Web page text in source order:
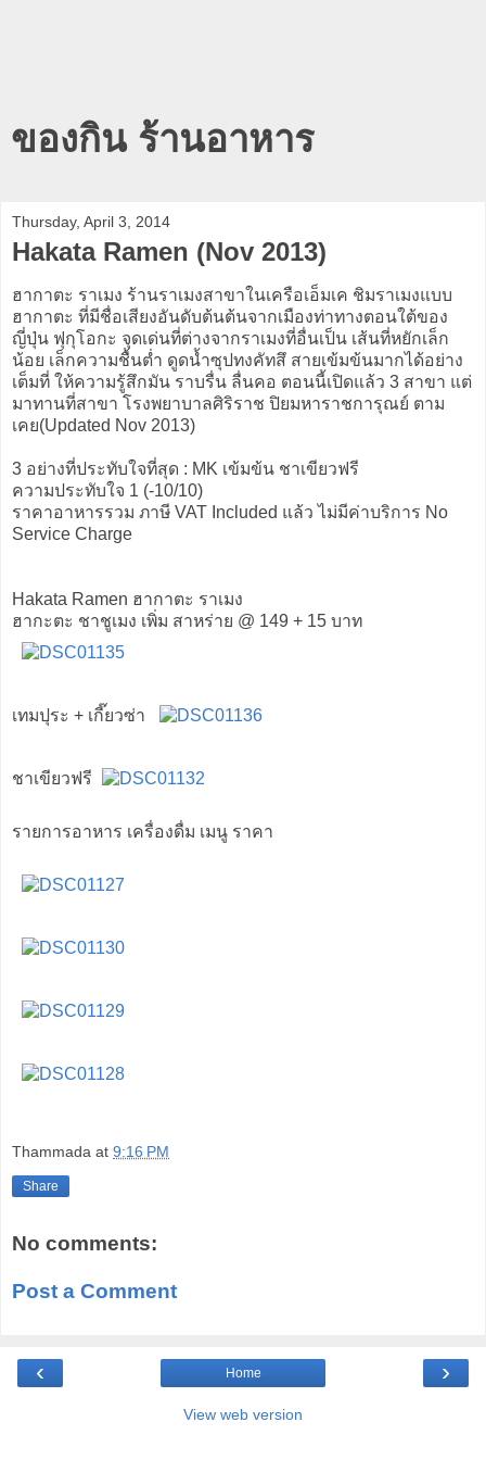
ของกิน ร้านอาหาร
Thursday, April 3, 2014
Hakata Ramen (Nov 2013)
ฮากาตะ ราเมง ร้านราเมงสาขาในเครือเอ็มเค ชิมราเมงแบบ
ฮากาตะ ที่มีชื่อเสียงอันดับต้นต้นจากเมืองท่าทางตอนใต้ของ
ญี่ปุ่น ฟุกุโอกะ จุดเด่นที่ต่างจากราเมงที่อื่นเป็น เส้นที่หยักเล็ก
น้อย เล็กความชื้นต่ำ ดูดน้ำซุปทงคัทสึ สายเข้มข้นมากได้อย่าง
เต็มที่ ให้ความรู้สึกมัน ราบรื่น ลื่นคอ ตอนนี้เปิดแล้ว 3 สาขา แต่
มาทานที่สาขา โรงพยาบาลศิริราช ปิยมหาราชการุณย์ ตาม
เคย(Updated Nov 2013)
3 อย่างที่ประทับใจที่สุด : MK เข้มข้น ชาเขียวฟรี
ความประทับใจ 1 (-10/10)
ราคาอาหารรวม ภาษี VAT Included แล้ว ไม่มีค่าบริการ No
Service Charge
Hakata Ramen ฮากาตะ ราเมง
ฮากะตะ ชาชูเมง เพิ่ม สาหร่าย @ 149 + 15 บาท
เทมปุระ + เกี๊ยวซ่า
ชาเขียวฟรี
รายการอาหาร เครื่องดื่ม เมนู ราคา
Thammada at 9:16 PM
Share
No comments:
Post a Comment
‹ ›
Home
View web version